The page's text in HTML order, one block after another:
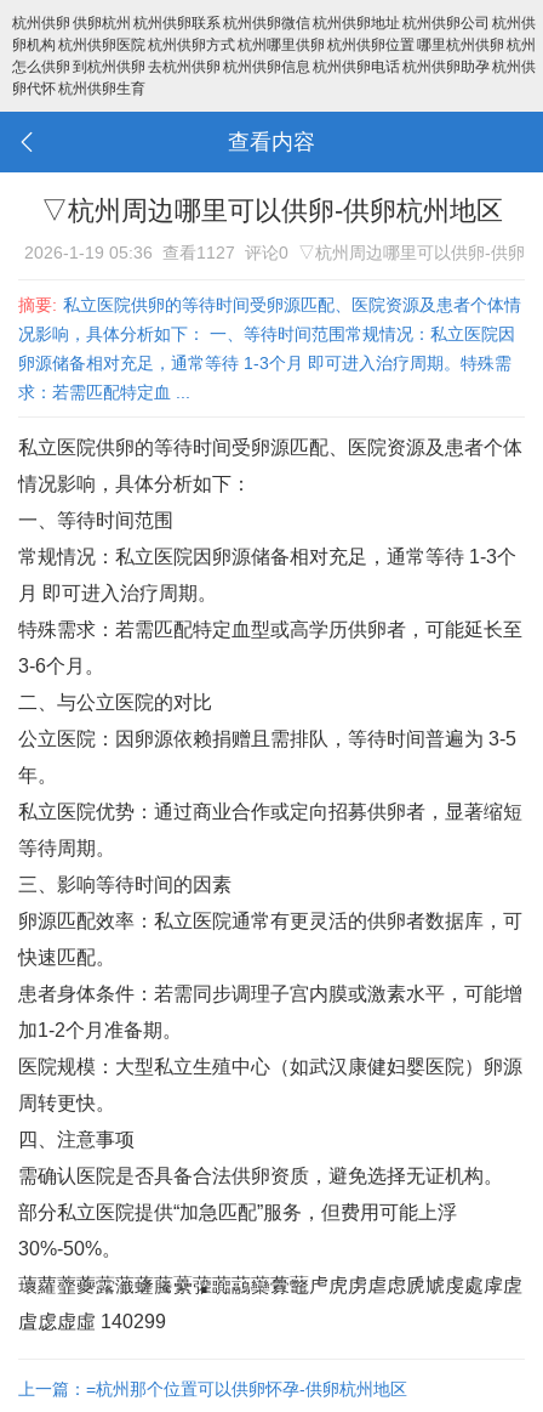
杭州供卵 供卵杭州 杭州供卵联系杭州供卵微信杭州供卵地址 杭州供卵公司 杭州供
卵机构 杭州供卵医院杭州供卵方式杭州哪里供卵 杭州供卵位置哪里杭州供卵 杭州
怎么供卵 到杭州供卵 去杭州供卵 杭州供卵信息 杭州供卵电话杭州供卵助孕杭州供
卵代怀杭州供卵生育
查看内容
▽杭州周边哪里可以供卵-供卵杭州地区
2026-1-19 05:36 查看1127 评论0
▽杭州周边哪里可以供卵-供卵
摘要: 私立医院供卵的等待时间受卵源匹配、医院资源及患者个体情
况影响，具体分析如下： 一、等待时间范围常规情况‌：私立医院因
卵源储备相对充足，通常等待 ‌1-3个月‌ 即可进入治疗周期‌。特殊需
求‌：若需匹配特定血 ...
私立医院供卵的等待时间受卵源匹配、医院资源及患者个体
情况影响，具体分析如下：
一、等待时间范围
常规情况‌：私立医院因卵源储备相对充足，通常等待 ‌1-3个
月‌ 即可进入治疗周期‌。
特殊需求‌：若需匹配特定血型或高学历供卵者，可能延长至
‌3-6个月‌‌。
二、与公立医院的对比
公立医院‌：因卵源依赖捐赠且需排队，等待时间普遍为 ‌3-5
年‌‌。
私立医院优势‌：通过商业合作或定向招募供卵者，显著缩短
等待周期‌。
三、影响等待时间的因素
卵源匹配效率‌：私立医院通常有更灵活的供卵者数据库，可
快速匹配‌。
患者身体条件‌：若需同步调理子宫内膜或激素水平，可能增
加1-2个月准备期‌。
医院规模‌：大型私立生殖中心（如武汉康健妇婴医院）卵源
周转更快‌。
四、注意事项
需确认医院是否具备合法供卵资质，避免选择无证机构‌。
部分私立医院提供“加急匹配”服务，但费用可能上浮
30%-50%‌。
蘾蘿虀虁虂虃虄虅虆虇虈虉虊虋虌虍虎虏虐虑虒虓虔處虖虗
虘虙虚虛 140299
上一篇：=杭州那个位置可以供卵怀孕-供卵杭州地区